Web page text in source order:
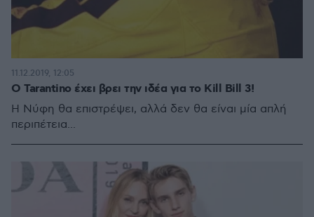
Ο Tarantino έχει βρει την ιδέα για το Kill Bill 3!
Η Νύφη θα επιστρέψει, αλλά δεν θα είναι μία απλή
περιπέτεια...
11.12.2019, 12:05